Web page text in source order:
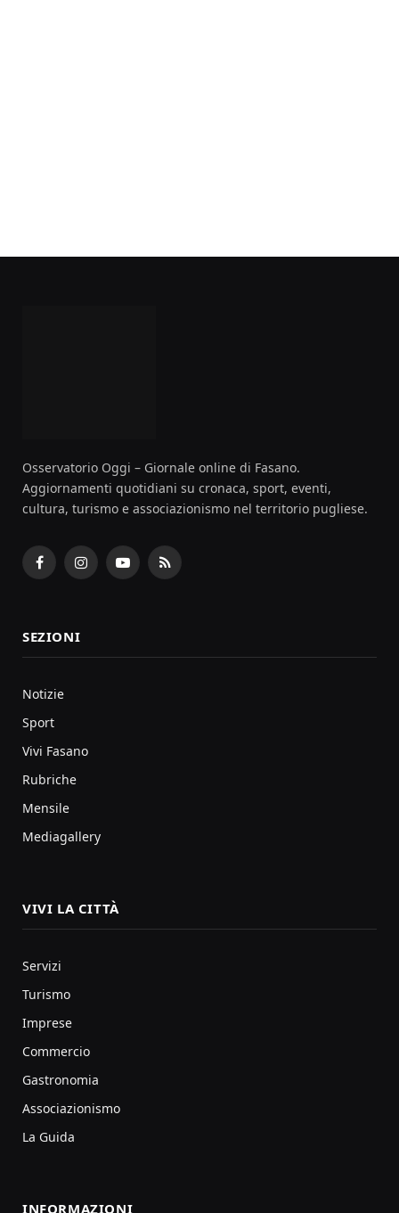
Osservatorio Oggi – Giornale online di Fasano.
Aggiornamenti quotidiani su cronaca, sport, eventi,
cultura, turismo e associazionismo nel territorio pugliese.
FacebookInstagramYouTubeRSS
SEZIONI
Notizie
Sport
Vivi Fasano
Rubriche
Mensile
Mediagallery
VIVI LA CITTÀ
Servizi
Turismo
Imprese
Commercio
Gastronomia
Associazionismo
La Guida
INFORMAZIONI